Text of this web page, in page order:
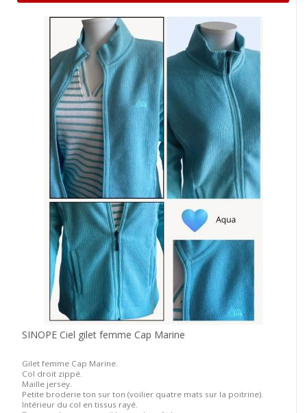
SINOPE Ciel gilet femme Cap Marine
Gilet femme Cap Marine.
Col droit zippé.
Maille jersey.
Petite broderie ton sur ton (voilier quatre mats sur la poitrine).
Intérieur du col en tissus rayé.